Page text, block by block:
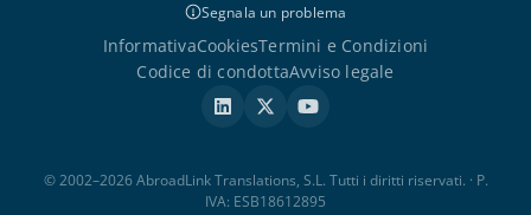
Segnala un problema
InformativaCookiesTermini e Condizioni
Codice di condottaAvviso legale
© 2002–2026 AbroadLink Translations, S.L. Tutti i diritti riservati. · P.
IVA: ESB18612895